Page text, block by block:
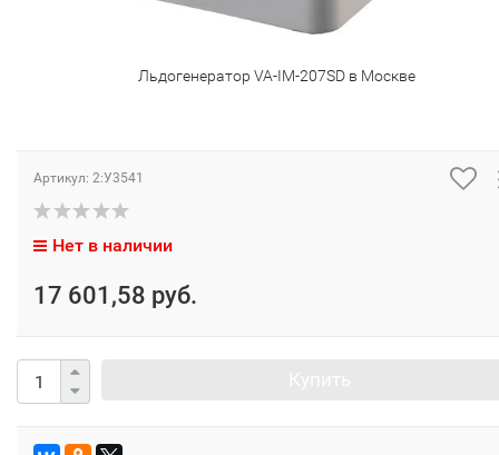
Льдогенератор VA-IM-207SD в Москве
Артикул: 2:У3541
Нет в наличии
17 601,58 руб.